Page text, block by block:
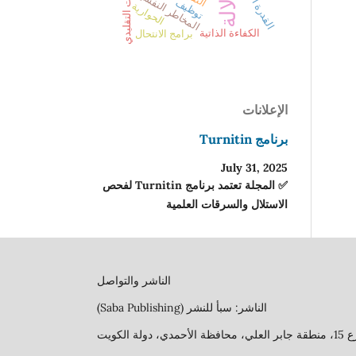
المخاطر النفسية
توظيف
الكفاءة الذاتية برامج الانتحال
الحوارية
الإعلانات
برنامج Turnitin
July 31, 2025
✅ المجلة تعتمد برنامج Turnitin لفحص
الاستلال والسرقات العلمية
الناشر والتواصل
الناشر: سبأ للنشر (Saba Publishing)